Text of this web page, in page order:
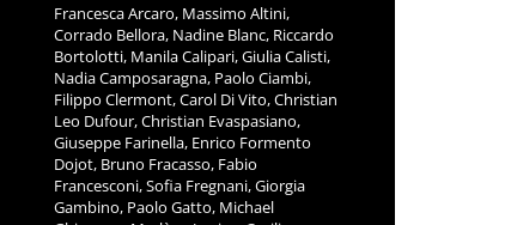
Francesca Arcaro, Massimo Altini,
Corrado Bellora, Nadine Blanc, Riccardo
Bortolotti, Manila Calipari, Giulia Calisti,
Nadia Camposaragna, Paolo Ciambi,
Filippo Clermont, Carol Di Vito, Christian
Leo Dufour, Christian Evaspasiano,
Giuseppe Farinella, Enrico Formento
Dojot, Bruno Fracasso, Fabio
Francesconi, Sofia Fregnani, Giorgia
Gambino, Paolo Gatto, Michael